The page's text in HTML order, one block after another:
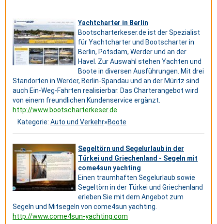
Yachtcharter in Berlin
Bootscharterkeser.de ist der Spezialist
für Yachtcharter und Bootscharter in
Berlin, Potsdam, Werder und an der
Havel. Zur Auswahl stehen Yachten und
Boote in diversen Ausführungen. Mit drei
Standorten in Werder, Berlin-Spandau und an der Müritz sind
auch Ein-Weg-Fahrten realisierbar. Das Charterangebot wird
von einem freundlichen Kundenservice ergänzt.
http://www.bootscharterkeser.de
Kategorie: Auto und Verkehr»Boote
Segeltörn und Segelurlaub in der
Türkei und Griechenland - Segeln mit
come4sun yachting
Einen traumhaften Segelurlaub sowie
Segeltörn in der Türkei und Griechenland
erleben Sie mit dem Angebot zum
Segeln und Mitsegeln von come4sun yachting.
http://www.come4sun-yachting.com